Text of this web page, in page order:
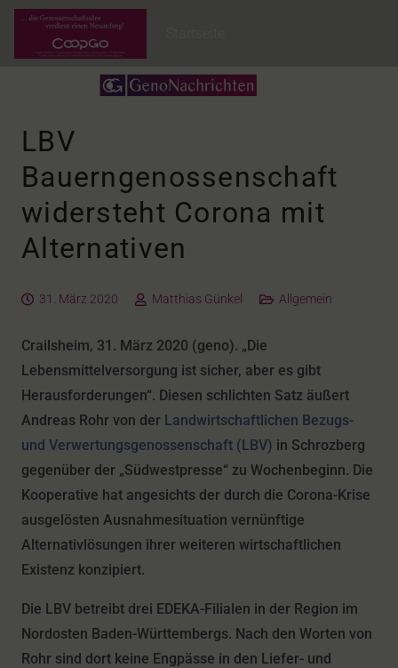
LBV
Bauerngenossenschaft
widersteht Corona mit
Alternativen
31. März 2020 Matthias Günkel Allgemein
Crailsheim, 31. März 2020 (geno). „Die
Lebensmittelversorgung ist sicher, aber es gibt
Herausforderungen“. Diesen schlichten Satz äußert
Andreas Rohr von der Landwirtschaftlichen Bezugs-
und Verwertungsgenossenschaft (LBV) in Schrozberg
gegenüber der „Südwestpresse“ zu Wochenbeginn. Die
Kooperative hat angesichts der durch die Corona-Krise
ausgelösten Ausnahmesituation vernünftige
Alternativlösungen ihrer weiteren wirtschaftlichen
Existenz konzipiert.
Die LBV betreibt drei EDEKA-Filialen in der Region im
Nordosten Baden-Württembergs. Nach den Worten von
Rohr sind dort keine Engpässe in den Liefer- und